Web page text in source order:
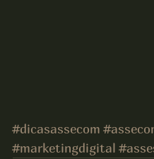
#dicasassecom
#marketingdigital